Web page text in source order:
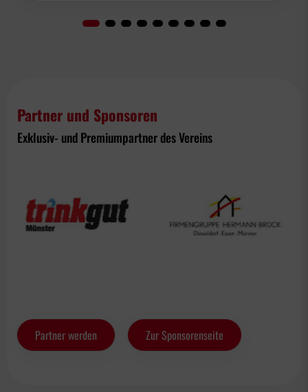
Partner und Sponsoren
Exklusiv- und Premiumpartner des Vereins
Partner werden Zur Sponsorenseite